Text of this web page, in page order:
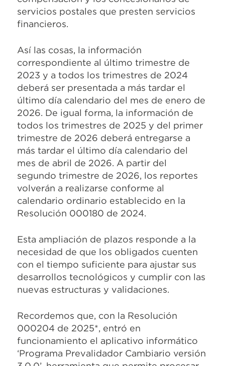
servicios postales que presten servicios
financieros.
Así las cosas, la información
correspondiente al último trimestre de
2023 y a todos los trimestres de 2024
deberá ser presentada a más tardar el
último día calendario del mes de enero de
2026. De igual forma, la información de
todos los trimestres de 2025 y del primer
trimestre de 2026 deberá entregarse a
más tardar el último día calendario del
mes de abril de 2026. A partir del
segundo trimestre de 2026, los reportes
volverán a realizarse conforme al
calendario ordinario establecido en la
Resolución 000180 de 2024.
Esta ampliación de plazos responde a la
necesidad de que los obligados cuenten
con el tiempo suficiente para ajustar sus
desarrollos tecnológicos y cumplir con las
nuevas estructuras y validaciones.
Recordemos que, con la Resolución
000204 de 2025*, entró en
funcionamiento el aplicativo informático
‘Programa Prevalidador Cambiario versión